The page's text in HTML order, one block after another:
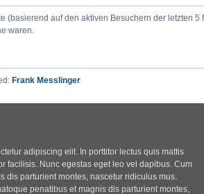
(basierend auf den aktiven Besuchern der letzten 5
waren.
Frank Messlinger
adipiscing elit. In porttitor lectus quis mattis
facilisis. Nunc egestas eget leo vel dapibus. Cum
dis parturient montes, nascetur ridiculus mus.
penatibus et magnis dis parturient montes,